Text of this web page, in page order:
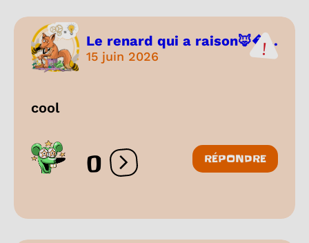
Le renard qui a raison🦊...
15 juin 2026
cool
0 Ouvrir les réactions
RÉPONDRE